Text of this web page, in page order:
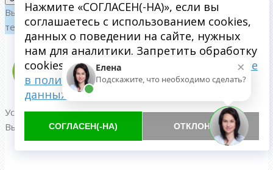
Вы можете получить подробную консультацию по
телефону:+7 (499) 707-25-35
Услуги стоматологической клиники Династия в Пушкино –
Вы можете оплатить любым удобным для вас способом:
Нажмите «СОГЛАСЕН(-НА)», если вы
соглашаетесь с использованием cookies,
данных о поведении на сайте, нужных
нам для аналитики. Запретить обработку
cookies можете через браузер.
Подробнее
в политике обработки персональных
данных
СОГЛАСЕН(-НА) ОТКЛОНИТЬ
×
Елена
Подскажите, что необходимо сделать?